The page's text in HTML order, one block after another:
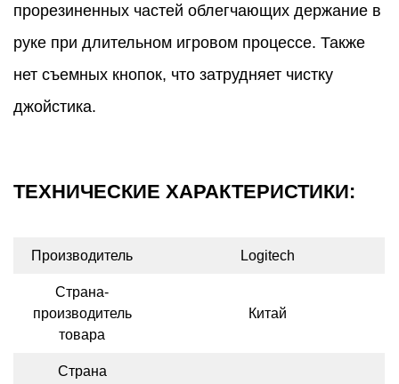
прорезиненных частей облегчающих держание в
руке при длительном игровом процессе. Также
нет съемных кнопок, что затрудняет чистку
джойстика.
ТЕХНИЧЕСКИЕ ХАРАКТЕРИСТИКИ:
Производитель Logitech
Страна-
производитель
товара
Китай
Страна